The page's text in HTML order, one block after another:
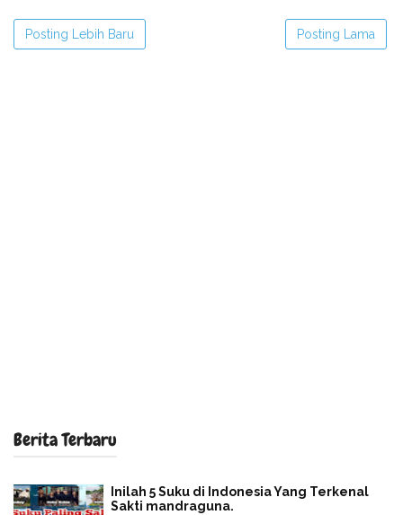
Posting Lebih Baru Posting Lama
Berita Terbaru
Inilah 5 Suku di Indonesia Yang Terkenal
Sakti mandraguna.